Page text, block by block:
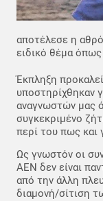
αποτέλεσε η
ειδικό θέμα
Έκπληξη
υποστηρίχθηκαν
αναγνωστών μας
συγκεκριμένο
περί του πως και
Ως γνωστόν οι
ΑΕΝ δεν είναι
από την άλλη
διαμονή/σίτιση